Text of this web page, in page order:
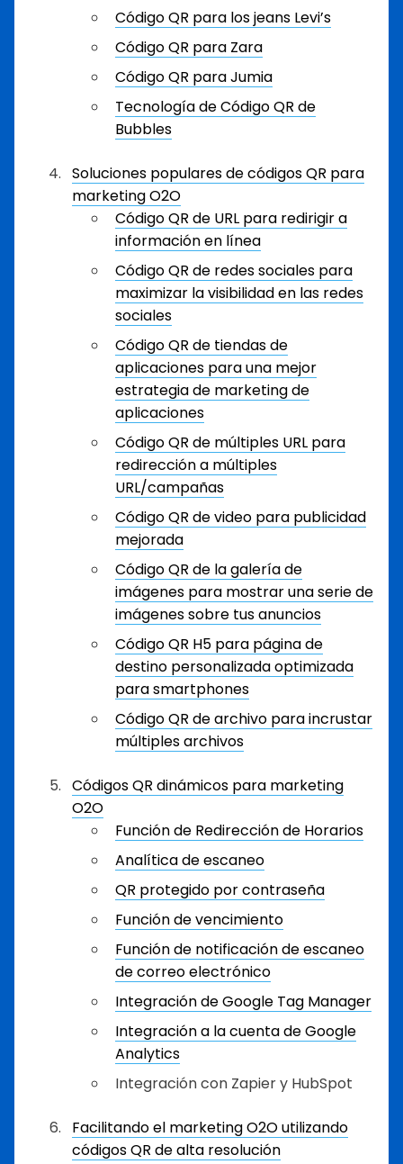
Código QR para los jeans Levi’s
Código QR para Zara
Código QR para Jumia
Tecnología de Código QR de
Bubbles
Soluciones populares de códigos QR para
marketing O2O
Código QR de URL para redirigir a
información en línea
Código QR de redes sociales para
maximizar la visibilidad en las redes
sociales
Código QR de tiendas de
aplicaciones para una mejor
estrategia de marketing de
aplicaciones
Código QR de múltiples URL para
redirección a múltiples
URL/campañas
Código QR de video para publicidad
mejorada
Código QR de la galería de
imágenes para mostrar una serie de
imágenes sobre tus anuncios
Código QR H5 para página de
destino personalizada optimizada
para smartphones
Código QR de archivo para incrustar
múltiples archivos
Códigos QR dinámicos para marketing
O2O
Función de Redirección de Horarios
Analítica de escaneo
QR protegido por contraseña
Función de vencimiento
Función de notificación de escaneo
de correo electrónico
Integración de Google Tag Manager
Integración a la cuenta de Google
Analytics
Integración con Zapier y HubSpot
Facilitando el marketing O2O utilizando
códigos QR de alta resolución